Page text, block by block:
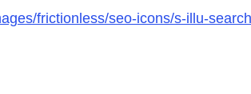
frictionless/seo-icons/s-illu-